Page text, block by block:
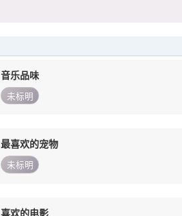
音乐品味
未标明
最喜欢的宠物
未标明
喜欢的电影